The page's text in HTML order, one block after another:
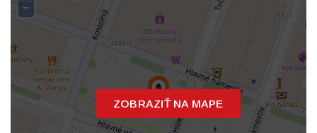
ZOBRAZIŤ NA MAPE
−